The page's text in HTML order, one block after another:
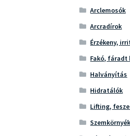
Arclemosók
Arcradírok
Érzékeny,
Fakó, fáradt
Halványítás
Hidratálók
Lifting,